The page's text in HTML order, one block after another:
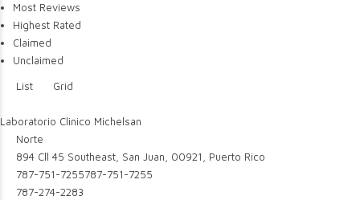
Most Reviews
Highest Rated
Claimed
Unclaimed
List
Grid
Laboratorio Clinico Michelsan
Norte
894 Cll 45 Southeast, San Juan, 00921, Puerto Rico
787-751-7255787-751-7255
787-274-2283